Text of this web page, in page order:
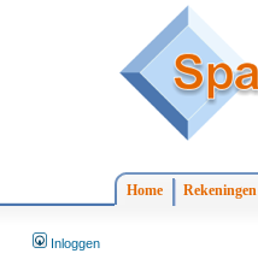
Home Rekeningen
Inloggen